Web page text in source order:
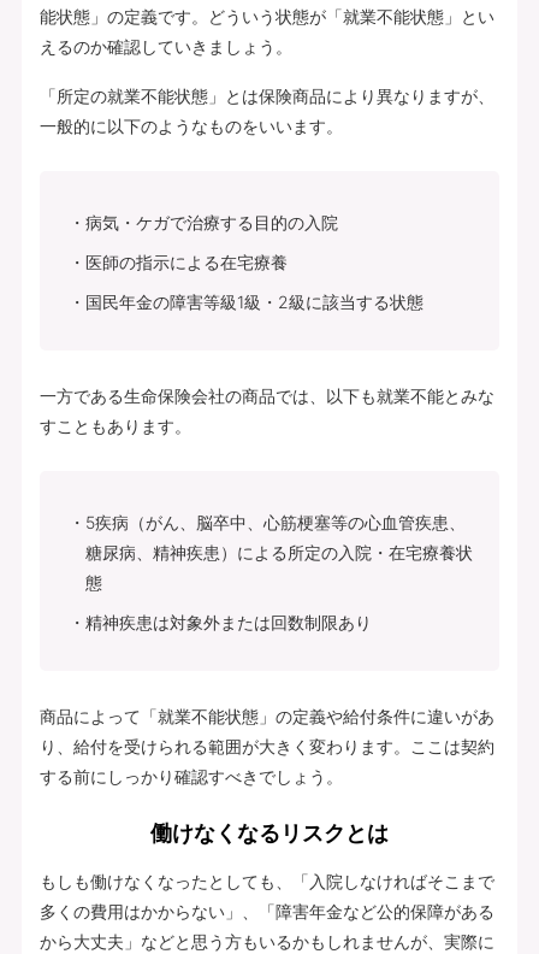
能状態」の定義です。どういう状態が「就業不能状態」とい
えるのか確認していきましょう。
「所定の就業不能状態」とは保険商品により異なりますが、
一般的に以下のようなものをいいます。
病気・ケガで治療する目的の入院
医師の指示による在宅療養
国民年金の障害等級1級・2級に該当する状態
一方である生命保険会社の商品では、以下も就業不能とみな
すこともあります。
5疾病（がん、脳卒中、心筋梗塞等の心血管疾患、
糖尿病、精神疾患）による所定の入院・在宅療養状
態
精神疾患は対象外または回数制限あり
商品によって「就業不能状態」の定義や給付条件に違いがあ
り、給付を受けられる範囲が大きく変わります。ここは契約
する前にしっかり確認すべきでしょう。
働けなくなるリスクとは
もしも働けなくなったとしても、「入院しなければそこまで
多くの費用はかからない」、「障害年金など公的保障がある
から大丈夫」などと思う方もいるかもしれませんが、実際に